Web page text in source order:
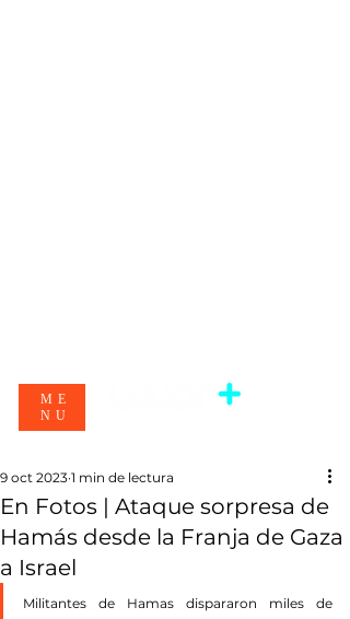
ME
NU
En Fotos | Ataque sorpresa de
Hamás desde la Franja de Gaza
a Israel
9 oct 2023 1 min de lectura
Militantes de Hamas dispararon miles de